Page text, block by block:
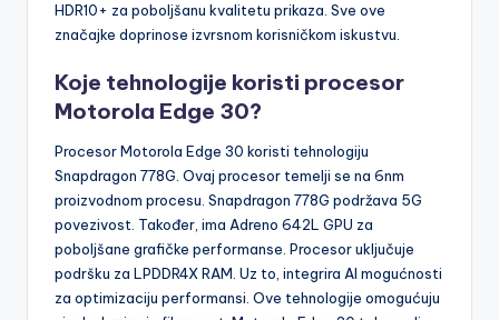
HDR10+ za poboljšanu kvalitetu prikaza. Sve ove
značajke doprinose izvrsnom korisničkom iskustvu.
Koje tehnologije koristi procesor
Motorola Edge 30?
Procesor Motorola Edge 30 koristi tehnologiju
Snapdragon 778G. Ovaj procesor temelji se na 6nm
proizvodnom procesu. Snapdragon 778G podržava 5G
povezivost. Također, ima Adreno 642L GPU za
poboljšane grafičke performanse. Procesor uključuje
podršku za LPDDR4X RAM. Uz to, integrira AI mogućnosti
za optimizaciju performansi. Ove tehnologije omogućuju